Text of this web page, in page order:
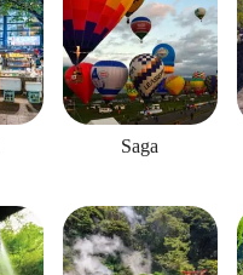
Saga